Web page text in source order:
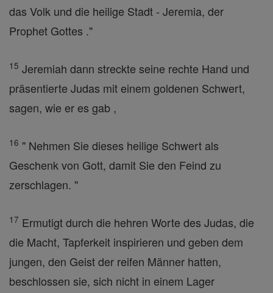
das Volk und die heilige Stadt - Jeremia, der
Prophet Gottes ."
15 Jeremiah dann streckte seine rechte Hand und
präsentierte Judas mit einem goldenen Schwert,
sagen, wie er es gab ,
16 " Nehmen Sie dieses heilige Schwert als
Geschenk von Gott, damit Sie den Feind zu
zerschlagen. "
17 Ermutigt durch die hehren Worte des Judas, die
die Macht, Tapferkeit inspirieren und geben dem
jungen, den Geist der reifen Männer hatten,
beschlossen sie, sich nicht in einem Lager